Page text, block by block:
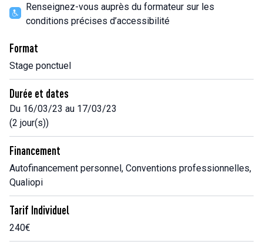
Renseignez-vous auprès du formateur sur les
conditions précises d’accessibilité
Format
Stage ponctuel
Durée et dates
Du 16/03/23 au 17/03/23
(2 jour(s))
Financement
Autofinancement personnel, Conventions professionnelles,
Qualiopi
Tarif Individuel
240€